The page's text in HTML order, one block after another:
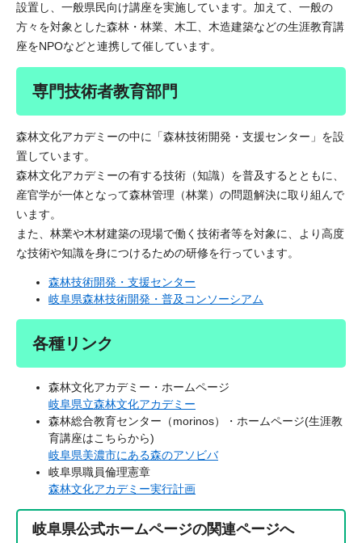
設置し、一般県民向け講座を実施しています。加えて、一般の
方々を対象とした森林・林業、木工、木造建築などの生涯教育講
座をNPOなどと連携して催しています。
専門技術者教育部門
森林文化アカデミーの中に「森林技術開発・支援センター」を設
置しています。
森林文化アカデミーの有する技術（知識）を普及するとともに、
産官学が一体となって森林管理（林業）の問題解決に取り組んで
います。
また、林業や木材建築の現場で働く技術者等を対象に、より高度
な技術や知識を身につけるための研修を行っています。
森林技術開発・支援センター
岐阜県森林技術開発・普及コンソーシアム
各種リンク
森林文化アカデミー・ホームページ
岐阜県立森林文化アカデミー​
森林総合教育センター（morinos）・ホームページ(生涯教
育講座はこちらから)
岐阜県美濃市にある森のアソビバ​
岐阜県職員倫理憲章
森林文化アカデミー実行計画
岐阜県公式ホームページの関連ページへ